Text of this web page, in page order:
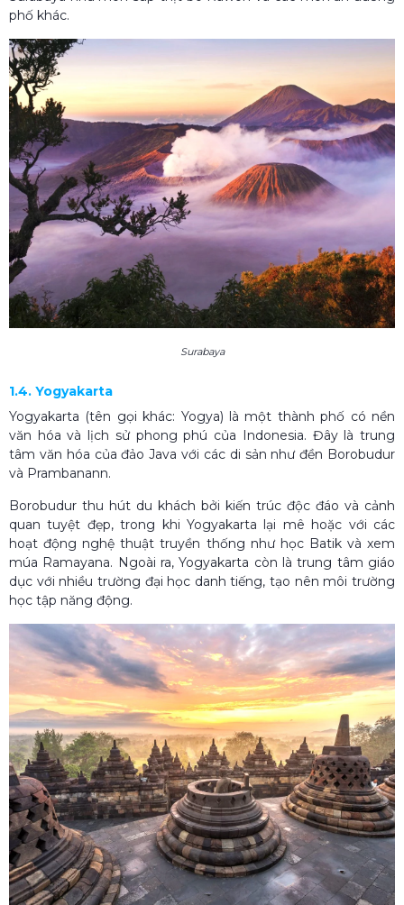
phố khác.
Surabaya
1.4. Yogyakarta
Yogyakarta (tên gọi khác: Yogya) là một thành phố có nền
văn hóa và lịch sử phong phú của Indonesia. Đây là trung
tâm văn hóa của đảo Java với các di sản như đền Borobudur
và Prambanann.
Borobudur thu hút du khách bởi kiến trúc độc đáo và cảnh
quan tuyệt đẹp, trong khi Yogyakarta lại mê hoặc với các
hoạt động nghệ thuật truyền thống như học Batik và xem
múa Ramayana. Ngoài ra, Yogyakarta còn là trung tâm giáo
dục với nhiều trường đại học danh tiếng, tạo nên môi trường
học tập năng động.